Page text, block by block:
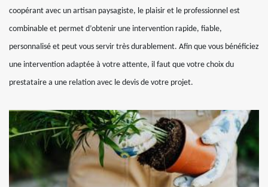
coopérant avec un artisan paysagiste, le plaisir et le professionnel est
combinable et permet d’obtenir une intervention rapide, fiable,
personnalisé et peut vous servir très durablement. Afin que vous bénéficiez
une intervention adaptée à votre attente, il faut que votre choix du
prestataire a une relation avec le devis de votre projet.